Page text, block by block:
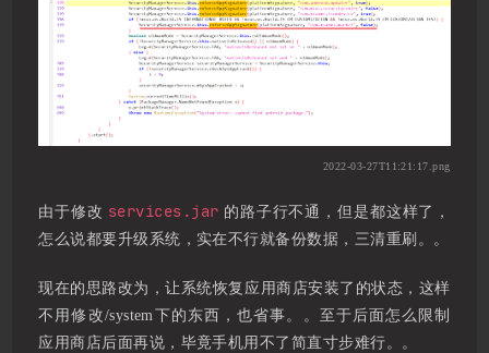
2022-03-27T11:21:17.png
由于修改 services.jar 的路子行不通，但是都这样了，
怎么说都要升级系统，实在不行就备份数据，三清重刷。。
现在的思路改为，让系统恢复应用商店安装了的状态，这样
不用修改/system下的东西，也省事。。至于后面怎么限制
应用商店后面再说，毕竟手机用不了简直寸步难行。。